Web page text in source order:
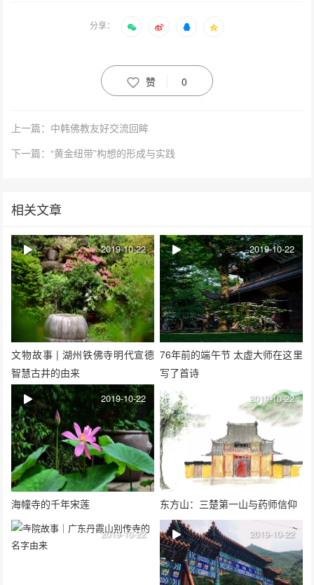
分享：
赞 0
上一篇：中韩佛教友好交流回眸
下一篇：“黄金纽带”构想的形成与实践
相关文章
文物故事 | 湖州铁佛寺明代宣德
智慧古井的由来
2019-10-22
76年前的端午节 太虚大师在这里
写了首诗
2019-10-22
海幢寺的千年宋莲
2019-10-22
东方山：三楚第一山与药师信仰
2019-10-22
2019-10-22 2019-10-22